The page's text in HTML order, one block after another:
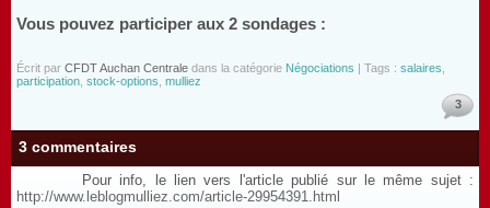
Vous pouvez participer aux 2 sondages :
Écrit par CFDT Auchan Centrale dans la catégorie Négociations | Tags : salaires
participation stock-options mulliez
3
3 commentaires
Pour info, le lien vers l'article publié sur le même sujet :
http://www.leblogmulliez.com/article-29954391.html